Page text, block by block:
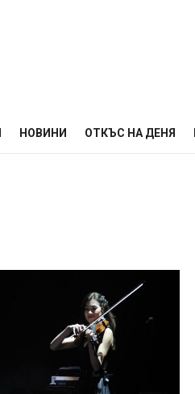
НОВИНИ ОТКЪС НА ДЕНЯ